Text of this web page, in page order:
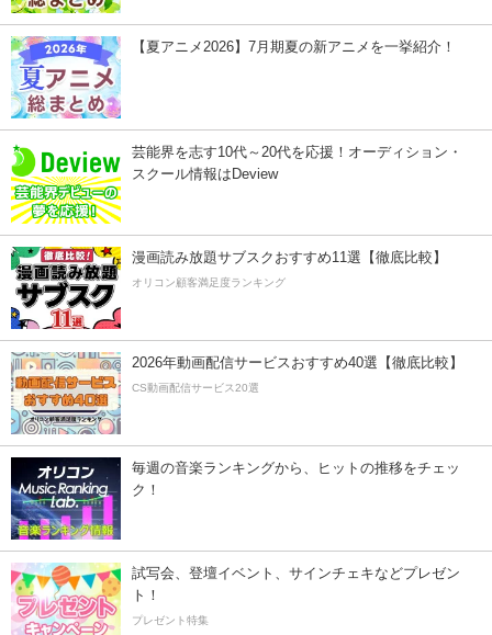
【夏アニメ2026】7月期夏の新アニメを一挙紹介！
芸能界を志す10代～20代を応援！オーディション・
スクール情報はDeview
漫画読み放題サブスクおすすめ11選【徹底比較】
オリコン顧客満足度ランキング
2026年動画配信サービスおすすめ40選【徹底比較】
CS動画配信サービス20選
毎週の音楽ランキングから、ヒットの推移をチェッ
ク！
試写会、登壇イベント、サインチェキなどプレゼン
ト！
プレゼント特集